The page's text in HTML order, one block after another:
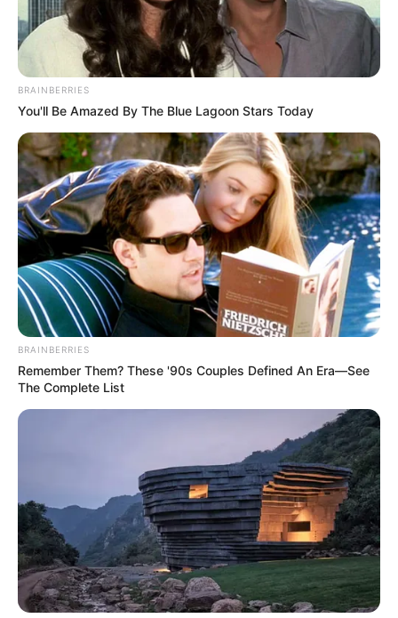
ΓΡΑΨΩ
ΚΑΠΟΔΙΣΤΡΙΑ;;[Η δολοφονία
του Καποδίστρια – Ποιοι
ήταν οι πραγματικοί...
Υγειονομικοί: Επιστολή-κόλαφος στην
επέτειο των αναστολών..
Παρασκευή, 2 Σεπτεμβρίου 2022, 15:39
Υγειονομικοί: Επιστολή-κόλαφος στην επέτειο των...
REINER FUELLMICH ΓΙΑ ΤΗΝ
ΝΥΡΕΜΒΕΡΓΗ 2: «ΣΕ 2 ΕΩΣ 3
ΕΒΔΟΜΑΔΕΣ, ΘΑ...
Η Εκδικητική μανία της
κυβέρνησης Μητσοτάκη
εναντίον αυτού που έβγαλε
την αλήθεια...
BRAINBERRIES
You'll Be Amazed By The Blue Lagoon Stars Today
BRAINBERRIES
Remember Them? These '90s Couples Defined An Era—See
The Complete List